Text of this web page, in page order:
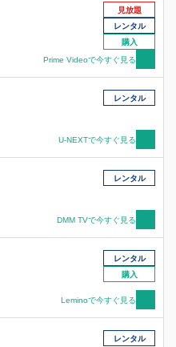
名垣組の若頭で、一咲の世話役
（うとう・けいや）が、なんと
じ高校に裏口入学！過保護すぎ
「番犬」としてボディガードを
はそんな啓弥に慌てふためきつ
する。一咲はフツーの青春を送
か！？
見放題
レンタル
購入
Prime Videoで今すぐ見る
レンタル
U-NEXTで今すぐ見る
レンタル
DMM TVで今すぐ見る
レンタル
購入
Leminoで今すぐ見る
レンタル